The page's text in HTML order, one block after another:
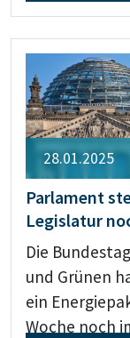
28.01.2025
Parlament
Legislatur
Die
und Grünen
ein
Woche noch